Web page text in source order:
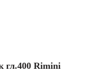
гл.400 Rimini